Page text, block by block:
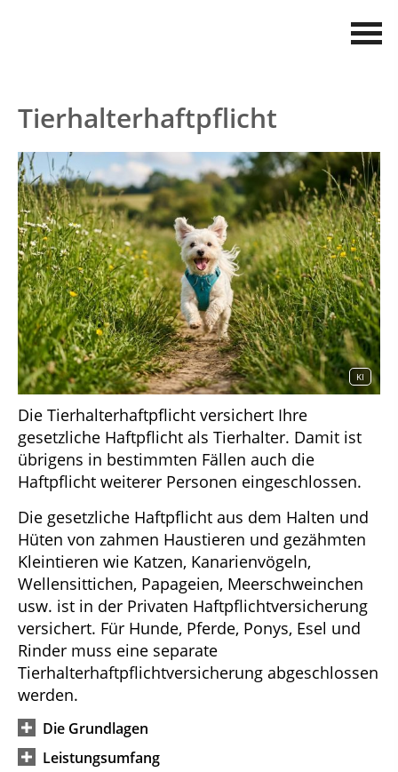
Tierhalterhaftpflicht
KI
Die Tierhalterhaftpflicht versichert Ihre
gesetzliche Haftpflicht als Tierhalter. Damit ist
übrigens in bestimmten Fällen auch die
Haftpflicht weiterer Personen eingeschlossen.
Die gesetzliche Haftpflicht aus dem Halten und
Hüten von zahmen Haustieren und gezähmten
Kleintieren wie Katzen, Kanarienvögeln,
Wellensittichen, Papageien, Meerschweinchen
usw. ist in der Privaten Haftpflichtversicherung
versichert. Für Hunde, Pferde, Ponys, Esel und
Rinder muss eine separate
Tierhalterhaftpflichtversicherung abgeschlossen
werden.
Die Grundlagen
Leistungsumfang